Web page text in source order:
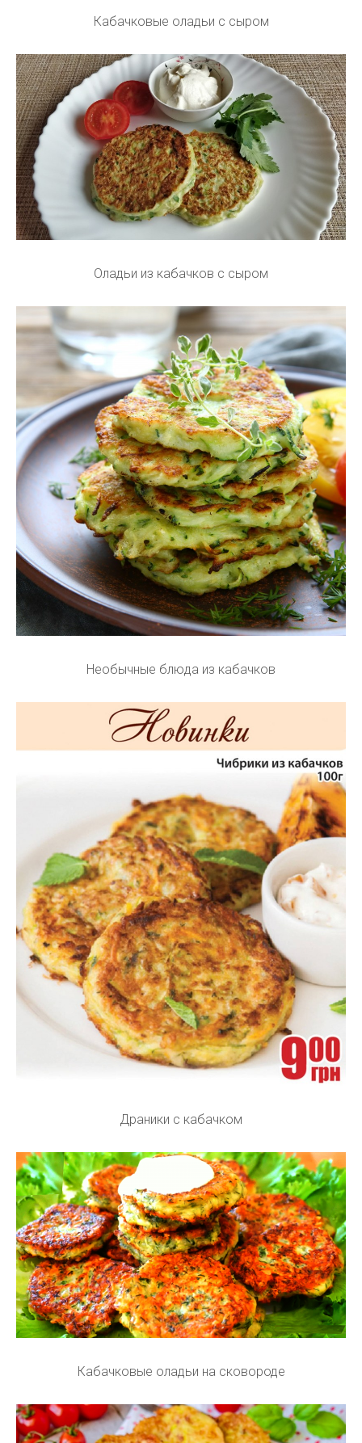
Кабачковые оладьи с сыром
Оладьи из кабачков с сыром
Необычные блюда из кабачков
Драники с кабачком
Кабачковые оладьи на сковороде